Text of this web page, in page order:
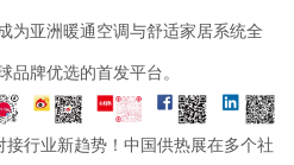
为亚洲暖通空调与舒适家居系统全
品牌优选的首发平台。
行业新趋势！中国供热展在多个社